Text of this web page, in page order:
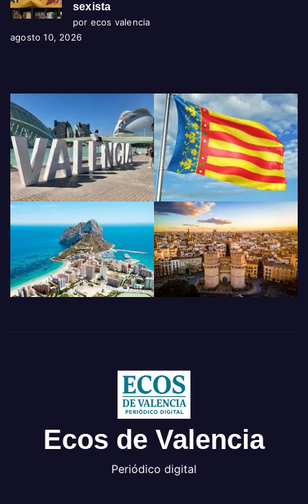
sexista
por ecos valencia
agosto 10, 2026
Ecos de Valencia
Periódico digital